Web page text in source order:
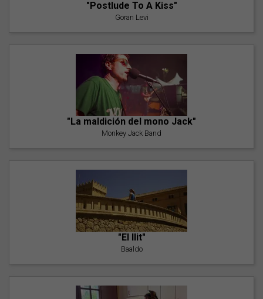
"Postlude To A Kiss"
Goran Levi
"La maldición del mono Jack"
Monkey Jack Band
"El llit"
Baaldo